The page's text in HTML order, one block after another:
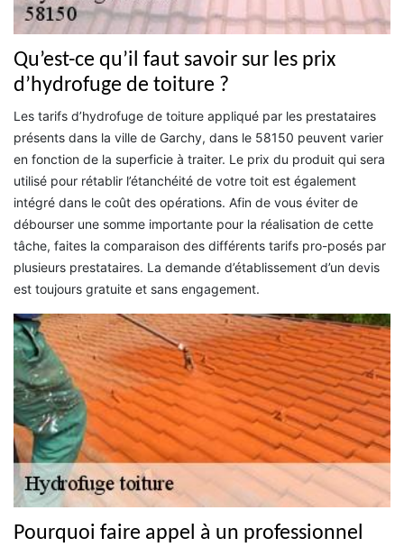
Qu’est-ce qu’il faut savoir sur les prix
d’hydrofuge de toiture ?
Les tarifs d’hydrofuge de toiture appliqué par les prestataires
présents dans la ville de Garchy, dans le 58150 peuvent varier
en fonction de la superficie à traiter. Le prix du produit qui sera
utilisé pour rétablir l’étanchéité de votre toit est également
intégré dans le coût des opérations. Afin de vous éviter de
débourser une somme importante pour la réalisation de cette
tâche, faites la comparaison des différents tarifs pro-posés par
plusieurs prestataires. La demande d’établissement d’un devis
est toujours gratuite et sans engagement.
Pourquoi faire appel à un professionnel